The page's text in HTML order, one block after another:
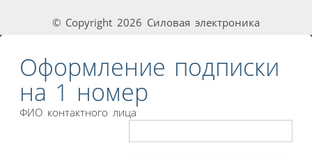
© Copyright 2026 Силовая электроника
Оформление подписки
на 1 номер
ФИО контактного лица